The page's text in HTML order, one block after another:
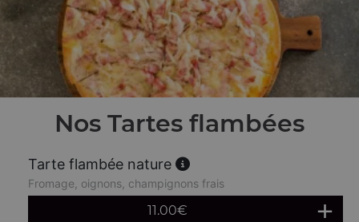
Nos Tartes flambées
Tarte flambée nature
Fromage, oignons, champignons frais
11.00€